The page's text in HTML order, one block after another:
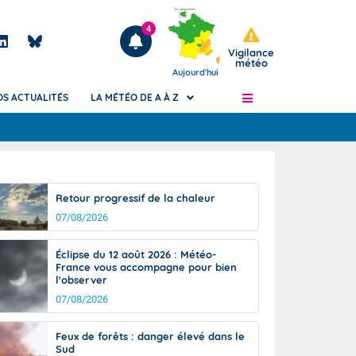
Articles
4
Aujourd'hui
Vigilance
météo
de
Phénomènes dangereux de J+2 à J+7
Avertissement pluies intenses à l'échelle
des communes (Apic)
Bulletins Marine
Bulletins d'estimation du risque
d'avalanche
Météo des forêts
Vigicrues
ACTUALITÉS LA MÉTÉO DE A À Z
Retour progressif de la chaleur
07/08/2026
Éclipse du 12 août 2026 : Météo-
France vous accompagne pour bien
l'observer
07/08/2026
Feux de forêts : danger élevé dans le
Sud